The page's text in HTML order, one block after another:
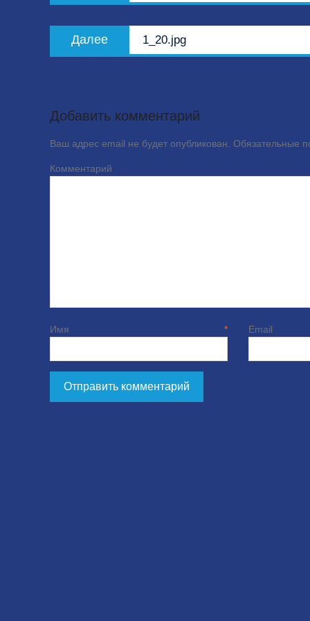
Далее
запись:
1_20.jpg
Добавить комментарий
Ваш адрес email не будет опубликован. Обязательные
Имя *